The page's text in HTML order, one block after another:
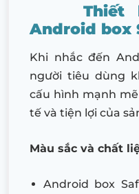
Thiết
Android box
Khi nhắc đến
người tiêu dùng
cấu hình mạnh
tế và tiện lợi của
Màu sắc và chất
Android box